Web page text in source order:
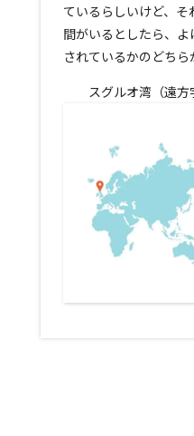
ているらしいけど、そ
間がいるとしたら、
されているかのどちら
スグルオ湾（遠方